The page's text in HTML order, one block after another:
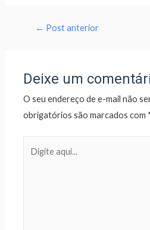
← Post anterior
Deixe um
O seu endereço de e-mail não
obrigatórios são marcados com